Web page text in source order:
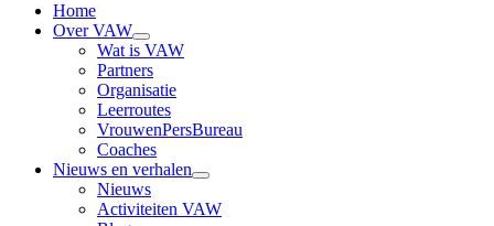
Home
Over VAW
Wat is VAW
Partners
Organisatie
Leerroutes
VrouwenPersBureau
Coaches
Nieuws en verhalen
Nieuws
Activiteiten VAW